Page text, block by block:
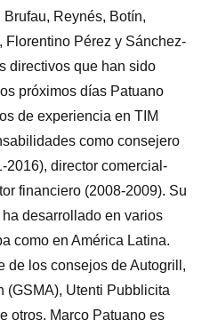
Reynés, Botín,
Florentino Pérez y Sánchez-
directivos que han sido
próximos días Patuano
de experiencia en TIM
como consejero
2016), director comercial-
financiero (2008-2009). Su
desarrollado en varios
como en América Latina.
de los consejos de Autogrill,
(GSMA), Utenti Pubblicita
otros. Marco Patuano es